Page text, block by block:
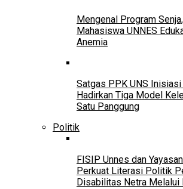
Mengenal Program
Mahasiswa UNNES
Anemia
Satgas PPK UNS
Hadirkan Tiga Model
Satu Panggung
Politik
FISIP Unnes dan
Perkuat Literasi Politik
Disabilitas Netra Melalui